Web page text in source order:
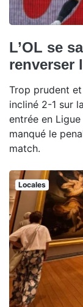
L’OL se
renverser
Trop prudent et
incliné 2-1 sur
entrée en
manqué le
match.
Locales